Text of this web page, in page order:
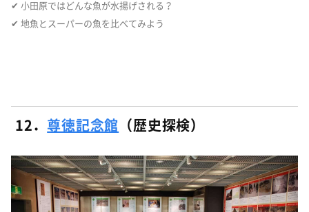
✔ 小田原ではどんな魚が水揚げされる？
✔ 地魚とスーパーの魚を比べてみよう
12． 尊徳記念館 （歴史探検）